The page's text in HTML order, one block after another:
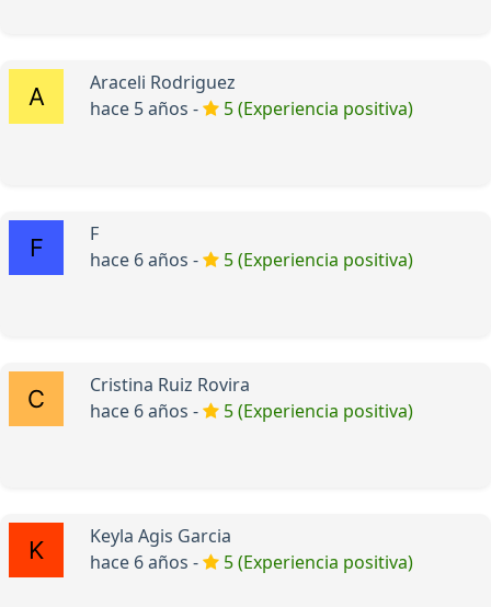
Araceli Rodriguez
hace 5 años -
5 (Experiencia positiva)
F
hace 6 años -
5 (Experiencia positiva)
Cristina Ruiz Rovira
hace 6 años -
5 (Experiencia positiva)
Keyla Agis Garcia
hace 6 años -
5 (Experiencia positiva)